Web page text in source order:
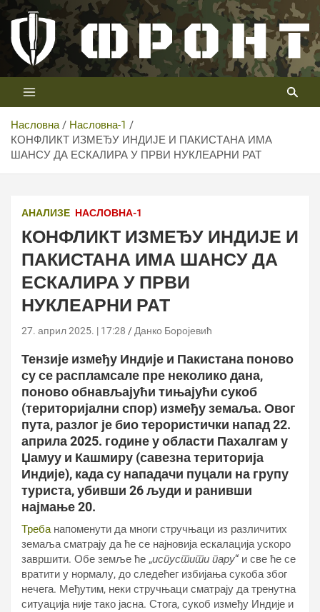
Скип
цонтент
Телевизија ФРОНТ
Први војни канал у Србији
Насловна
Насловна-1
КОНФЛИКТ ИЗМЕЂУ ИНДИЈЕ И ПАКИСТАНА ИМА
ШАНСУ ДА ЕСКАЛИРА У ПРВИ НУКЛЕАРНИ РАТ
АНАЛИЗЕ НАСЛОВНА-1
КОНФЛИКТ ИЗМЕЂУ ИНДИЈЕ И
ПАКИСТАНА ИМА ШАНСУ ДА
ЕСКАЛИРА У ПРВИ
НУКЛЕАРНИ РАТ
27. април 2025. | 17:28 Данко Боројевић
Тензије између Индије и Пакистана поново
су се распламсале пре неколико дана,
поново обнављајући тињајући сукоб
(територијални спор) између земаља. Овог
пута, разлог је био терористички напад 22.
априла 2025. године у области Пахалгам у
Џамуу и Кашмиру (савезна територија
Индије), када су нападачи пуцали на групу
туриста, убивши 26 људи и ранивши
најмање 20.
Требанапоменути да многи стручњаци из различитих
земаља сматрају да ће се најновија ескалација ускоро
завршити. Обе земље ће „испустити пару“ и све ће се
вратити у нормалу, до следећег избијања сукоба због
нечега. Међутим, неки стручњаци сматрају да тренутна
ситуација није тако јасна. Стога, сукоб између Индије и